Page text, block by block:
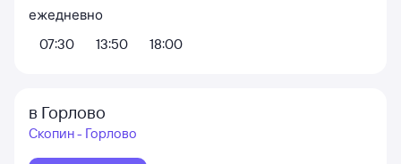
ежедневно
07:30
13:50 18:00
в Горлово
Скопин - Горлово